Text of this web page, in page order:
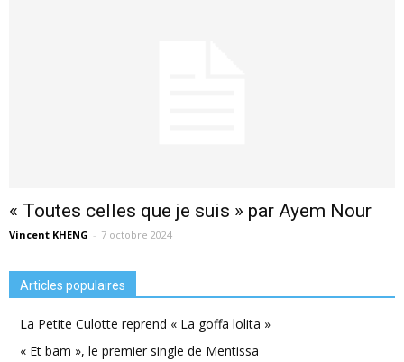
« Toutes celles que je suis » par Ayem Nour
Vincent KHENG - 7 octobre 2024
Articles populaires
La Petite Culotte reprend « La goffa lolita »
« Et bam », le premier single de Mentissa